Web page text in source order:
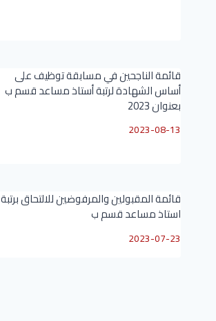
قائمة الناجحين في مسابقة توظيف على
أساس الشهادة لرتبة أستاذ مساعد قسم ب
بعنوان 2023
2023-08-13
قائمة المقبولين والمرفوضين للالتحاق برتبة
استاذ مساعد قسم ب
2023-07-23